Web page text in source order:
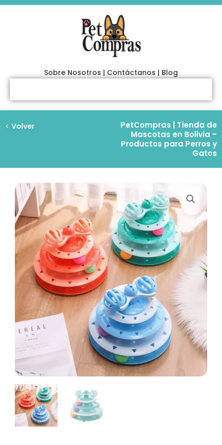
Ir
Sobre Nosotros | Contáctanos | Blog
< Volver
PetCompras | Tienda de
Mascotas en Bolivia –
Productos para Perros y
Gatos